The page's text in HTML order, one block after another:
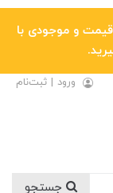
و موجودی با
ورود | ثبت‌نام